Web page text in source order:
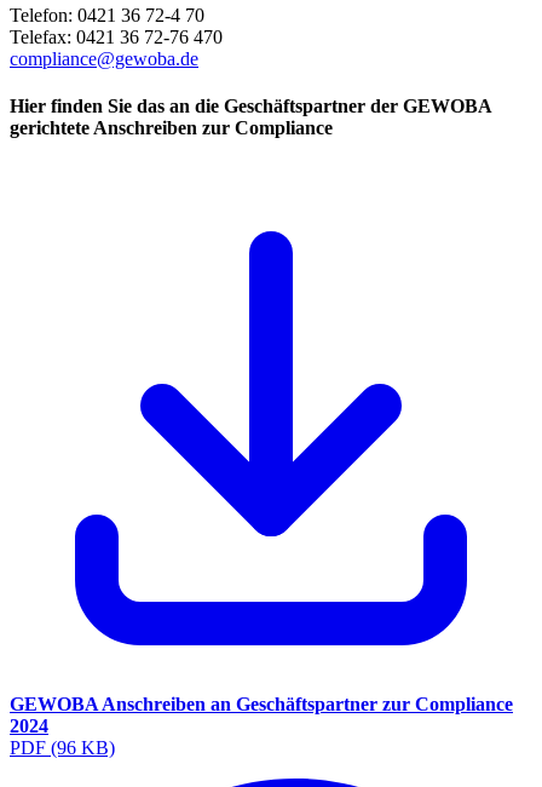
Telefon: 0421 36 72-4 70
Telefax: 0421 36 72-76 470
compliance@gewoba.de
Hier finden Sie das an die Geschäftspartner der GEWOBA
gerichtete Anschreiben zur Compliance
GEWOBA Anschreiben an Geschäftspartner zur Compliance
2024
PDF (96 KB)